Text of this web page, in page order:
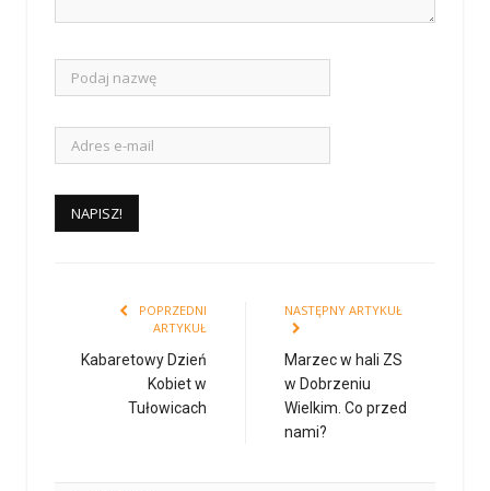
POPRZEDNI
ARTYKUŁ
Kabaretowy Dzień
Kobiet w
Tułowicach
NASTĘPNY ARTYKUŁ
Marzec w hali ZS
w Dobrzeniu
Wielkim. Co przed
nami?